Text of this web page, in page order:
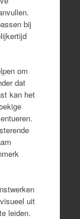
bij
om
dat
kan het
uit
leiden.